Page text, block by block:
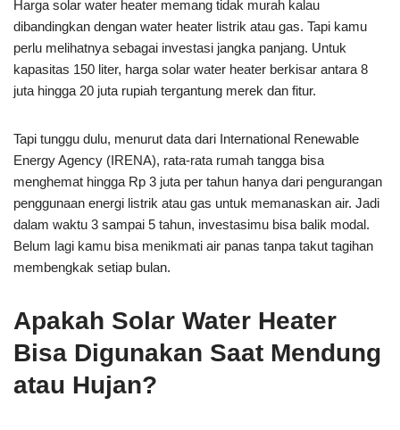
Harga solar water heater memang tidak murah kalau
dibandingkan dengan water heater listrik atau gas. Tapi kamu
perlu melihatnya sebagai investasi jangka panjang. Untuk
kapasitas 150 liter, harga solar water heater berkisar antara 8
juta hingga 20 juta rupiah tergantung merek dan fitur.
Tapi tunggu dulu, menurut data dari International Renewable
Energy Agency (IRENA), rata-rata rumah tangga bisa
menghemat hingga Rp 3 juta per tahun hanya dari pengurangan
penggunaan energi listrik atau gas untuk memanaskan air. Jadi
dalam waktu 3 sampai 5 tahun, investasimu bisa balik modal.
Belum lagi kamu bisa menikmati air panas tanpa takut tagihan
membengkak setiap bulan.
Apakah Solar Water Heater
Bisa Digunakan Saat Mendung
atau Hujan?